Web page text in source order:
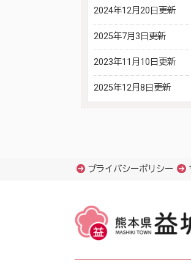
2024年12月20日更新
2025年7月3日更新
2023年11月10日更新
2025年12月8日更新
プライバシーポリシー